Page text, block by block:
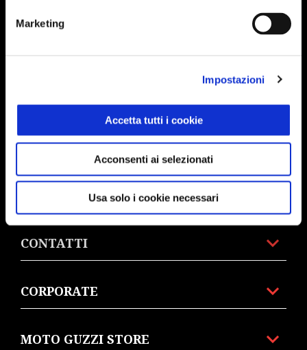
Marketing
Impostazioni
Accetta tutti i cookie
Acconsenti ai selezionati
Usa solo i cookie necessari
MONDO MOTO GUZZI
SERVIZI AL CLIENTE
CONTATTI
CORPORATE
MOTO GUZZI STORE